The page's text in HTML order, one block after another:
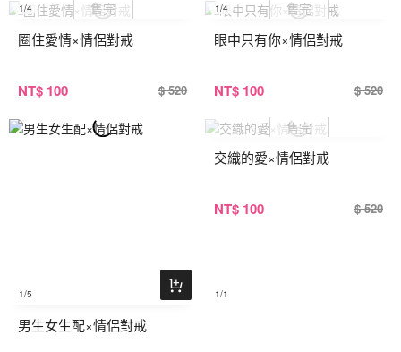
1/4
圈住愛情×情侶對戒
NT$ 100 $ 520
1/4
眼中只有你×情侶對戒
NT$ 100 $ 520
1/5
男生女生配×情侶對戒
1/1
交織的愛×情侶對戒
NT$ 100 $ 520